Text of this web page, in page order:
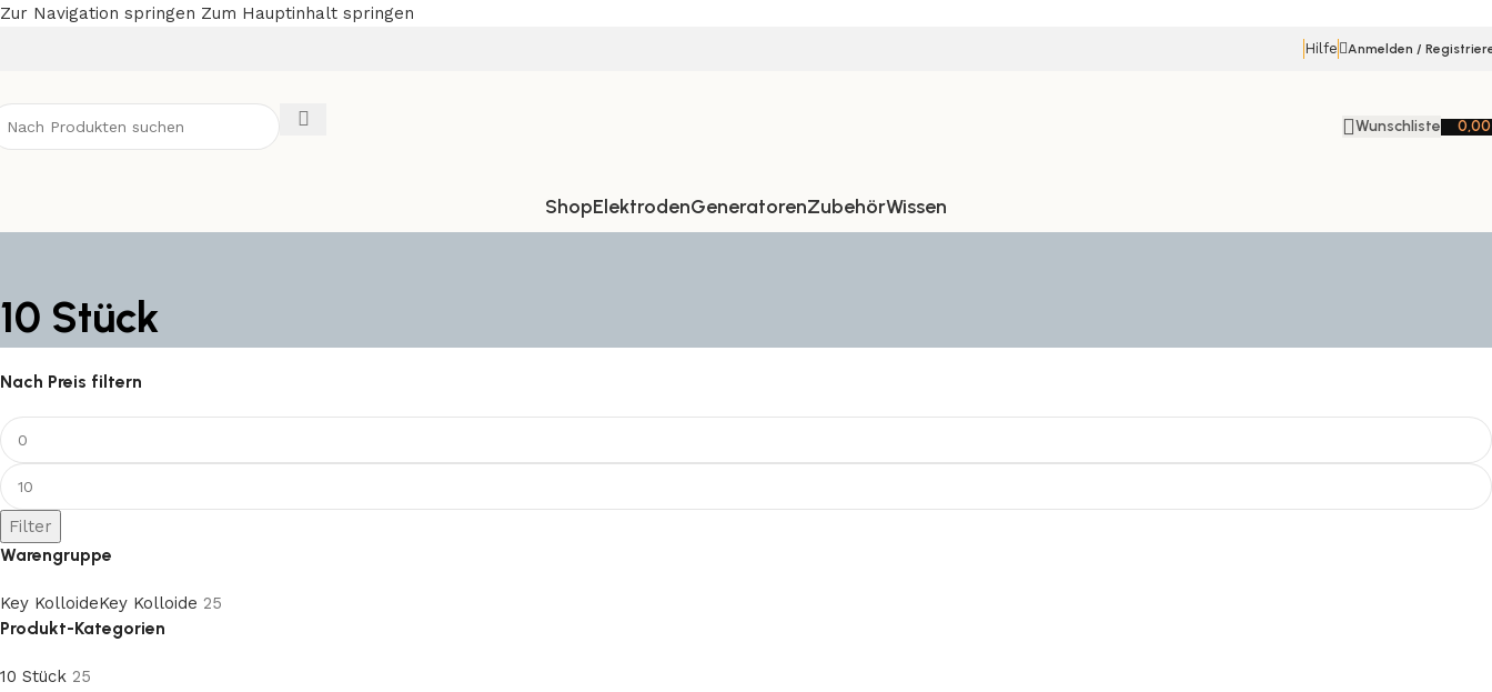
Zur Navigation springen Zum Hauptinhalt springen
Hilfe Anmelden /
Wunschliste
ShopElektrodenGeneratorenZubehörWissen
10 Stück
Nach Preis filtern
Filter
Warengruppe
Key KolloideKey Kolloide 25
Produkt-Kategorien
10 Stück 25